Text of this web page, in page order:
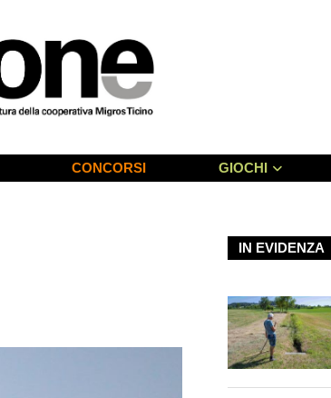
CONCORSI GIOCHI
IN EVIDENZA